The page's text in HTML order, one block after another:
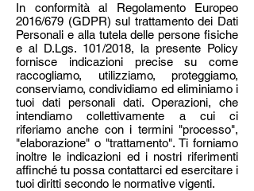
In conformità al Regolamento Europeo
2016/679 (GDPR) sul trattamento dei Dati
Personali e alla tutela delle persone fisiche
e al D.Lgs. 101/2018, la presente Policy
fornisce indicazioni precise su come
raccogliamo, utilizziamo, proteggiamo,
conserviamo, condividiamo ed eliminiamo i
tuoi dati personali dati. Operazioni, che
intendiamo collettivamente a cui ci
riferiamo anche con i termini "processo",
"elaborazione" o "trattamento". Ti forniamo
inoltre le indicazioni ed i nostri riferimenti
affinché tu possa contattarci ed esercitare i
tuoi diritti secondo le normative vigenti.